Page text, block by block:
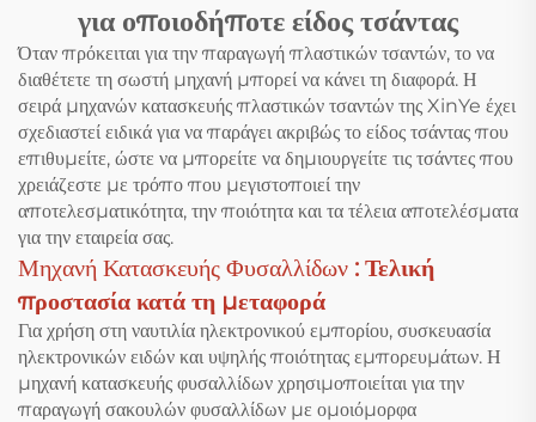
για οποιοδήποτε είδος τσάντας
Όταν πρόκειται για την παραγωγή πλαστικών τσαντών, το να
διαθέτετε τη σωστή μηχανή μπορεί να κάνει τη διαφορά. Η
σειρά μηχανών κατασκευής πλαστικών τσαντών της XinYe έχει
σχεδιαστεί ειδικά για να παράγει ακριβώς το είδος τσάντας που
επιθυμείτε, ώστε να μπορείτε να δημιουργείτε τις τσάντες που
χρειάζεστε με τρόπο που μεγιστοποιεί την
αποτελεσματικότητα, την ποιότητα και τα τέλεια αποτελέσματα
για την εταιρεία σας.
Μηχανή Κατασκευής Φυσαλλίδων : Τελική
προστασία κατά τη μεταφορά
Για χρήση στη ναυτιλία ηλεκτρονικού εμπορίου, συσκευασία
ηλεκτρονικών ειδών και υψηλής ποιότητας εμπορευμάτων. Η
μηχανή κατασκευής φυσαλλίδων χρησιμοποιείται για την
παραγωγή σακουλών φυσαλλίδων με ομοιόμορφα